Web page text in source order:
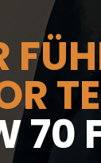
70